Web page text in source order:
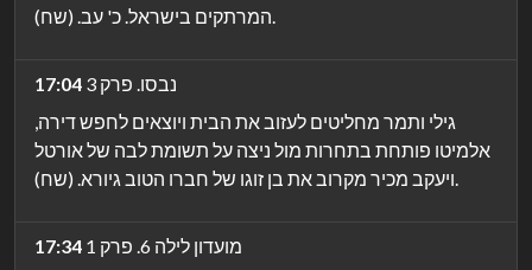
המרתקים בישראל. כ' עב. (שח).
17:04
נבסו. פרק 3
גילי ותמר מחליטים לעזוב את הבית ויוצאים לחפש דירה,
אלמיטו פותחת בתחרות מול ניצה על תשומת לבה של אורטל
ויעקב מכיר מקרוב את בן זוגו של חברו הטוב גיורא. (שח).
17:34
מועדון לילה 6. פרק 1